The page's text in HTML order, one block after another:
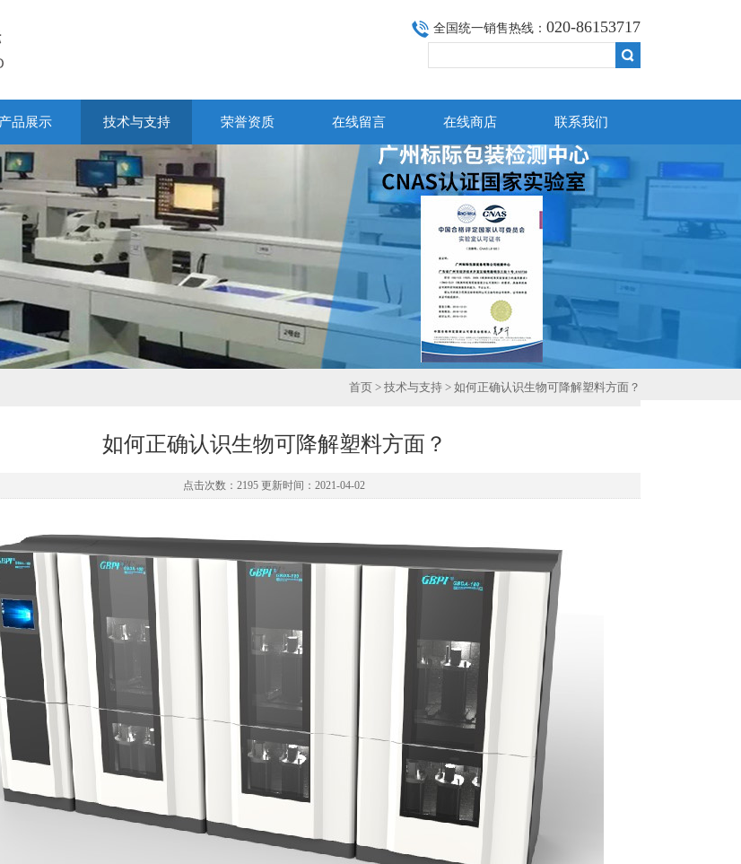
全国统一销售热线： 020-86153717
产品展示 技术与支持 荣誉资质 在线留言 在线商店 联系我们
首页 > 技术与支持 > 如何正确认识生物可降解塑料方面？
如何正确认识生物可降解塑料方面？
点击次数：2195 更新时间：2021-04-02